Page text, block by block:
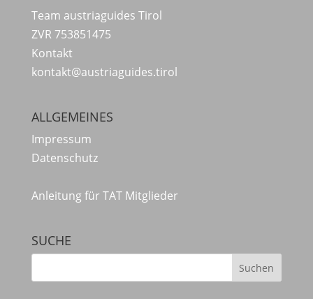
Team austriaguides Tirol
ZVR 753851475
Kontakt
kontakt@austriaguides.tirol
ALLGEMEINES
Impressum
Datenschutz
Anleitung für TAT Mitglieder
SUCHE